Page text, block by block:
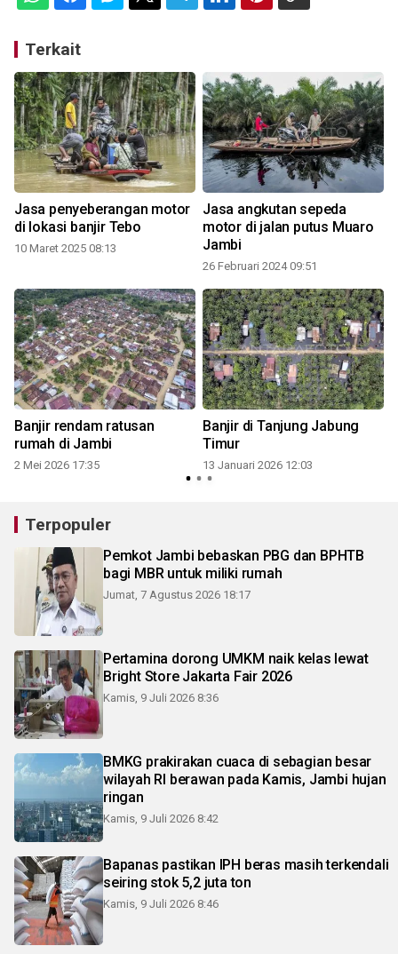
Terkait
Jasa penyeberangan motor
di lokasi banjir Tebo
10 Maret 2025 08:13
Jasa angkutan sepeda
motor di jalan putus Muaro
Jambi
26 Februari 2024 09:51
Banjir rendam ratusan
rumah di Jambi
2 Mei 2026 17:35
Banjir di Tanjung Jabung
Timur
13 Januari 2026 12:03
Terpopuler
Pemkot Jambi bebaskan PBG dan BPHTB
bagi MBR untuk miliki rumah
Jumat, 7 Agustus 2026 18:17
Pertamina dorong UMKM naik kelas lewat
Bright Store Jakarta Fair 2026
Kamis, 9 Juli 2026 8:36
BMKG prakirakan cuaca di sebagian besar
wilayah RI berawan pada Kamis, Jambi hujan
ringan
Kamis, 9 Juli 2026 8:42
Bapanas pastikan IPH beras masih terkendali
seiring stok 5,2 juta ton
Kamis, 9 Juli 2026 8:46